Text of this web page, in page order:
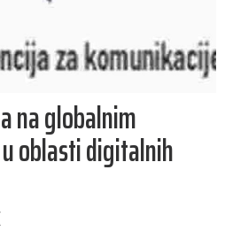
na globalnim
oblasti digitalnih